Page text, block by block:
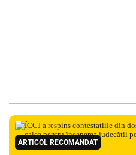
ARTICOL RECOMANDAT